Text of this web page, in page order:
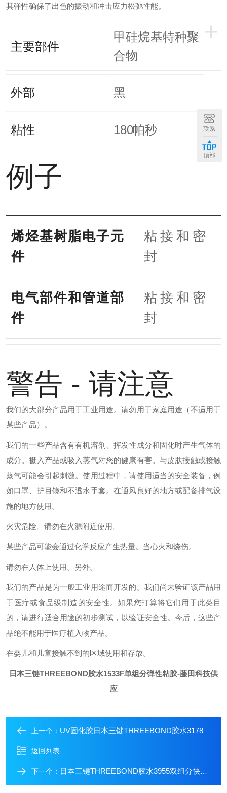
其弹性确保了出色的振动和冲击应力松弛性能。
+
主要部件
甲硅烷基特种聚
合物
外部 黑
粘性 180帕秒
例子
烯烃基树脂电子元
件
粘接和密
封
电气部件和管道部
件
粘接和密
封
警告 - 请注意
我们的大部分产品用于工业用途。请勿用于家庭用途（不适用于
某些产品）。
我们的一些产品含有有机溶剂、挥发性成分和固化时产生气体的
成分。摄入产品或吸入蒸气对您的健康有害。与皮肤接触或接触
蒸气可能会引起刺激。使用过程中，请使用适当的安全装备，例
如口罩、护目镜和不透水手套。在通风良好的地方或配备排气设
施的地方使用。
火灾危险。请勿在火源附近使用。
某些产品可能会通过化学反应产生热量。当心火和烧伤。
请勿在人体上使用。另外。
我们的产品是为一般工业用途而开发的。我们尚未验证该产品用
于医疗或食品级制造的安全性。如果您打算将它们用于此类目
的，请进行适合用途的初步测试，以验证安全性。今后，这些产
品绝不能用于医疗植入物产品。
在婴儿和儿童接触不到的区域使用和存放。
日本三键THREEBOND胶水1533F单组分弹性粘胶-藤田科技供
应
上一个： UV固化胶日本三键THREEBOND胶水3178UV固化烯烃树脂
返回列表
下一个： 日本三键THREEBOND胶水3955双组分快速固化
联系
顶部